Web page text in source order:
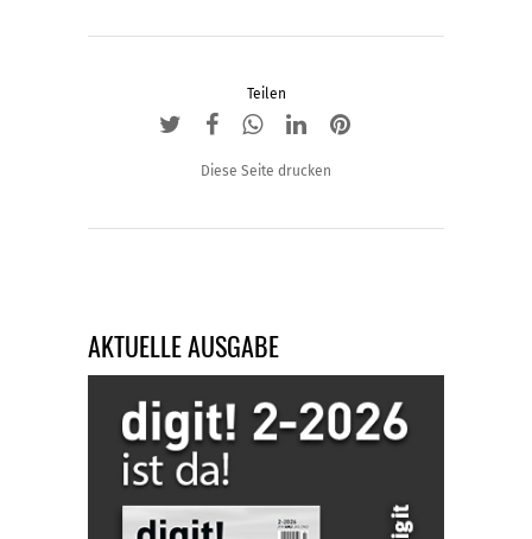
Teilen
Diese Seite drucken
AKTUELLE AUSGABE